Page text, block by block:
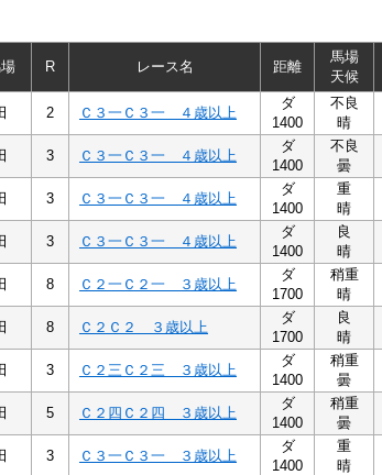
R レース名 距離
馬場
天候
2 Ｃ３一Ｃ３一 ４歳以上
ダ
1400
不良
晴
3 Ｃ３一Ｃ３一 ４歳以上
ダ
1400
不良
曇
3 Ｃ３一Ｃ３一 ４歳以上
ダ
1400
重
晴
3 Ｃ３一Ｃ３一 ４歳以上
ダ
1400
良
晴
8 Ｃ２一Ｃ２一 ３歳以上
ダ
1700
稍重
晴
8 Ｃ２Ｃ２ ３歳以上
ダ
1700
良
晴
3 Ｃ２三Ｃ２三 ３歳以上
ダ
1400
稍重
曇
5 Ｃ２四Ｃ２四 ３歳以上
ダ
1400
稍重
曇
3 Ｃ３一Ｃ３一 ３歳以上
ダ
1400
重
晴